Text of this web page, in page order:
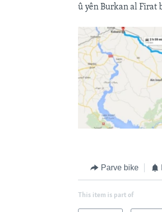
û yên Burkan al Firat
Parve bike
This item is part of